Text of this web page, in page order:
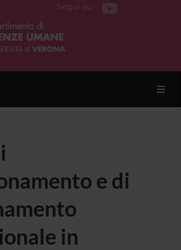
Segui su
e di
in